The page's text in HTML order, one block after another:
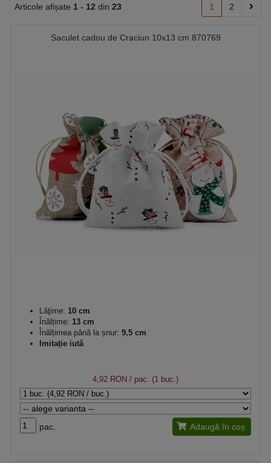
Articole afișate 1 - 12 din 23 1 2
Saculet cadou de Craciun 10x13 cm 870769
Lăţime: 10 cm
Înălțime: 13 cm
Înălțimea până la șnur: 9,5 cm
Imitație iută
4,92 RON / pac. (1 buc.)
pac. Adaugă în coș